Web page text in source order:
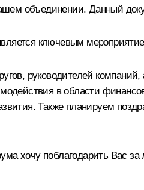
объединении. Данный
ключевым
руководителей
в области
Также планируем
хочу поблагодарить Вас